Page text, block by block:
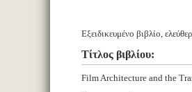
Εξειδικευμένο βιβλίο,
Τίτλος βιβλίου:
Film Architecture and the